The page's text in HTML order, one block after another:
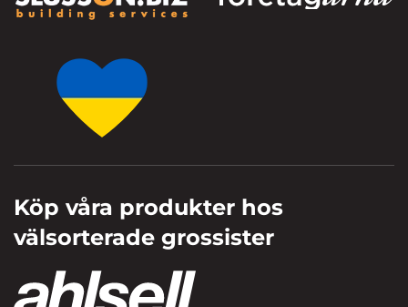
Köp våra produkter hos
välsorterade grossister